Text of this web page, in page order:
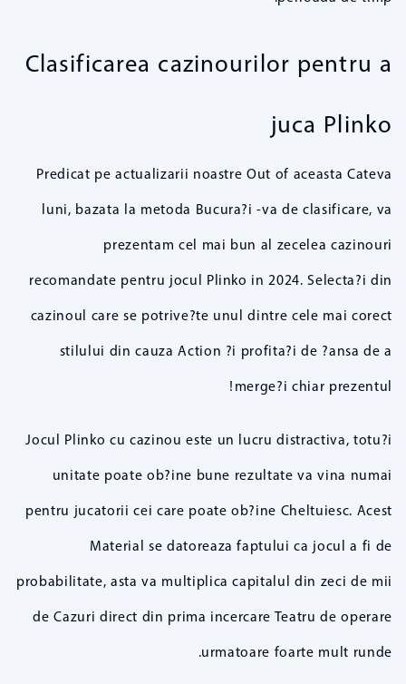
Clasificarea cazinourilor pentru a
juca Plinko
Predicat pe actualizarii noastre Out of aceasta Cateva
luni, bazata la metoda Bucura?i -va de clasificare, va
prezentam cel mai bun al zecelea cazinouri
recomandate pentru jocul Plinko in 2024. Selecta?i din
cazinoul care se potrive?te unul dintre cele mai corect
stilului din cauza Action ?i profita?i de ?ansa de a
merge?i chiar prezentul!
Jocul Plinko cu cazinou este un lucru distractiva, totu?i
unitate poate ob?ine bune rezultate va vina numai
pentru jucatorii cei care poate ob?ine Cheltuiesc. Acest
Material se datoreaza faptului ca jocul a fi de
probabilitate, asta va multiplica capitalul din zeci de mii
de Cazuri direct din prima incercare Teatru de operare
urmatoare foarte mult runde.